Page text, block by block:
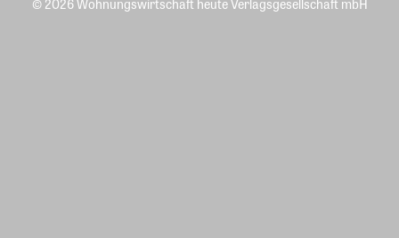
© 2026 Wohnungswirtschaft heute Verlagsgesellschaft mbH